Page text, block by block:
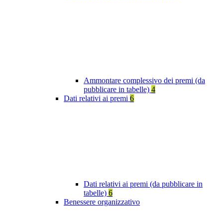
Ammontare complessivo dei premi (da
pubblicare in tabelle) 4
Dati relativi ai premi 6
Dati relativi ai premi (da pubblicare in
tabelle) 6
Benessere organizzativo